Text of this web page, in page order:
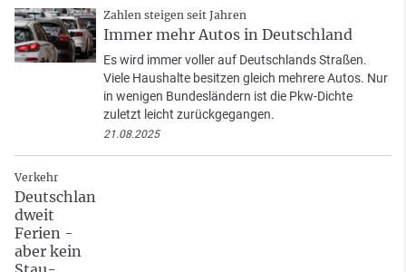
Zahlen steigen seit Jahren
Immer mehr Autos in Deutschland
Es wird immer voller auf Deutschlands Straßen.
Viele Haushalte besitzen gleich mehrere Autos. Nur
in wenigen Bundesländern ist die Pkw-Dichte
zuletzt leicht zurückgegangen.
21.08.2025
Verkehr
Deutschlan
dweit
Ferien -
aber kein